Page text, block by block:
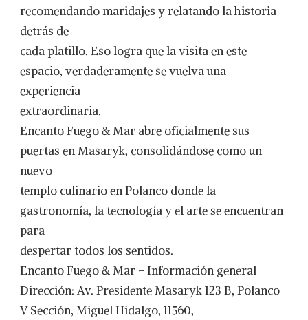
recomendando maridajes y relatando la historia
detrás de
cada platillo. Eso logra que la visita en este
espacio, verdaderamente se vuelva una
experiencia
extraordinaria.
Encanto Fuego & Mar abre oficialmente sus
puertas en Masaryk, consolidándose como un
nuevo
templo culinario en Polanco donde la
gastronomía, la tecnología y el arte se encuentran
para
despertar todos los sentidos.
Encanto Fuego & Mar – Información general
Dirección: Av. Presidente Masaryk 123 B, Polanco
V Sección, Miguel Hidalgo, 11560,